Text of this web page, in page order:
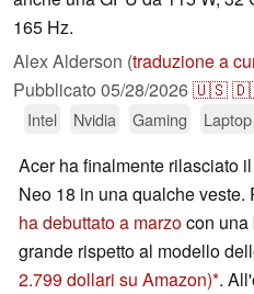
165 Hz.
Alex Alderson (traduzione a
Pubblicato 05/28/2026🇺🇸
Intel Nvidia Gaming
Acer ha finalmente rilasciato
Neo 18 in una qualche
ha debuttato a marzocon una
grande rispetto al modello
2.799 dollari su Amazon) .